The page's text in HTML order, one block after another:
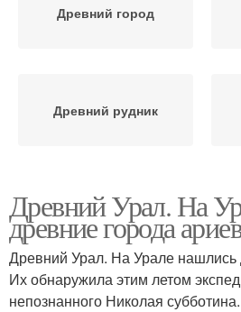
Древний город
Древний рудник
Древний Урал. На
древние города
Древний Урал. На Урале нашлись
Их обнаружила этим летом
непознанного Николая субботина.